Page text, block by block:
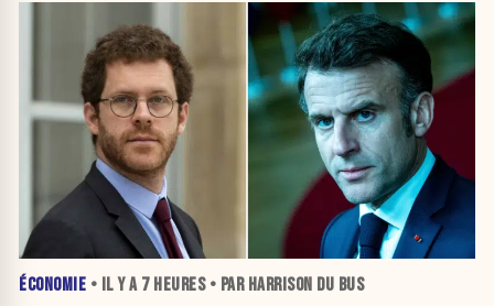
ÉCONOMIE • IL Y A 7 HEURES• PAR HARRISON DU BUS